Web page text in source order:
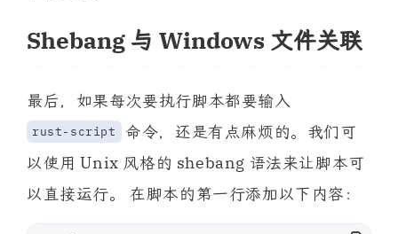
Shebang 与 Windows 文件关联
最后，如果每次要执行脚本都要输入
rust-script
命令，还是有点麻烦的。我们可
以使用 Unix 风格的 shebang 语法来让脚本可
以直接运行。 在脚本的第一行添加以下内容：